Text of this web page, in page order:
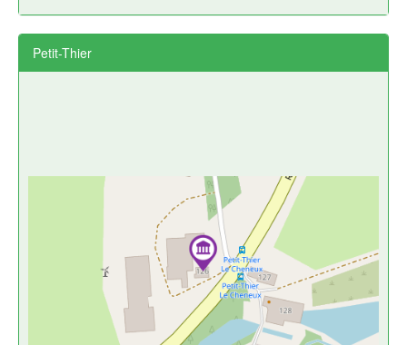
Petit-Thier